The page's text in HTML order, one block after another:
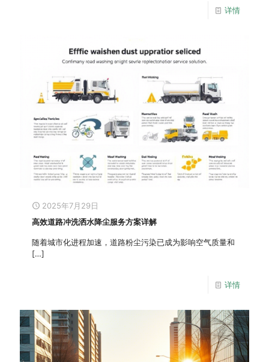
详情
2025年7月29日
高效道路冲洗洒水降尘服务方案详解
随着城市化进程加速，道路粉尘污染已成为影响空气质量和
[…]
详情